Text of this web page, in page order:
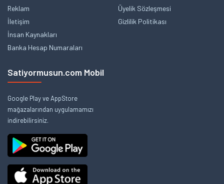
Reklam
İletişim
İnsan Kaynakları
Banka Hesap Numaraları
Üyelik Sözleşmesi
Gizlilik Politikası
Satiyormusun.com Mobil
Google Play ve AppStore
mağazalarından uygulamamızı
indirebilirsiniz.